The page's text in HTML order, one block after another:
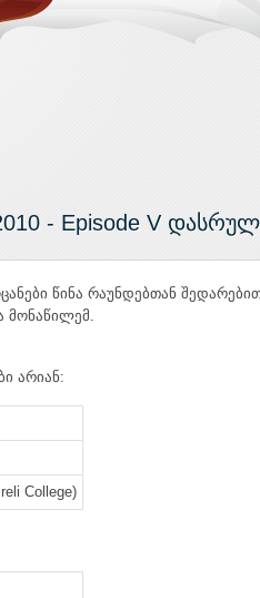
- Episode V
წინა რაუნდებთან
მონაწილემ.
არიან:
College)